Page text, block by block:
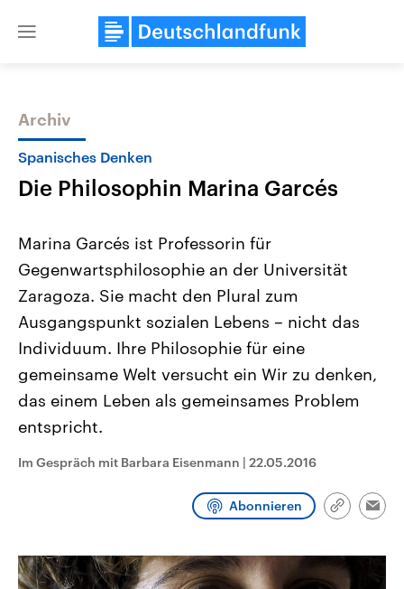
Close
Themen
Landtagswahl Sachsen-Anhalt
2026
Alle Informationen
Sachsen-Anhalt wählt am 6.
September 2026 einen neuen
Landtag. Seit 2021 wird das
Bundesland von einer Koalition aus
Umfragen, Prognosen,
und Hintergründe zu den Parteien
und Kandidaten der anstehenden
Aktuelle Beiträge,
Hintergründe
Wirtschaftlich und
gehören die Vereinigten
den mächtigsten Ländern
mit großem Einfluss auf
Sendungen Programm Podcasts
Archiv
Spanisches Denken
Die Philosophin Marina Garcés
Marina Garcés ist Professorin für
Gegenwartsphilosophie an der Universität
Zaragoza. Sie macht den Plural zum
Ausgangspunkt sozialen Lebens – nicht das
Individuum. Ihre Philosophie für eine
gemeinsame Welt versucht ein Wir zu denken,
das einem Leben als gemeinsames Problem
entspricht.
Im Gespräch mit Barbara Eisenmann | 22.05.2016
Abonnieren
Link